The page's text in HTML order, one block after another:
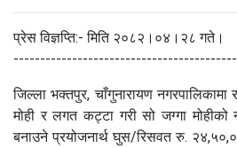
प्रेस विज्ञप्ति:- मिति २०८२।०४।२८ गते।
------------------------------------------
जिल्ला भक्तपुर, चाँगुनारायण
मोही र लगत कट्टा गरी सो जग्गा मोहीको
बनाउने प्रयोजनार्थ घुस/रिसवत रु.